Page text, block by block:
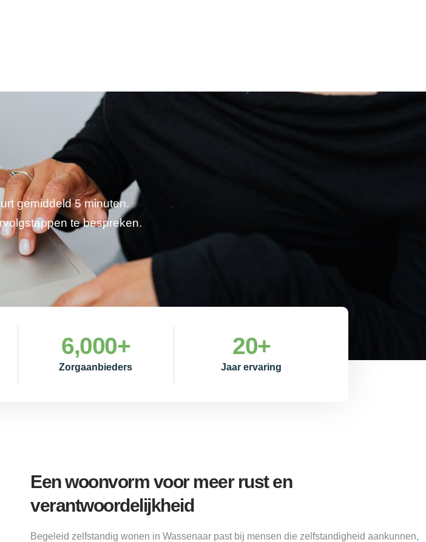
gemiddeld 5 minuten.
te bespreken.
Zorgaanbieders
6,000+
Jaar ervaring
20+
Een woonvorm voor meer rust en
verantwoordelijkheid
Begeleid zelfstandig wonen in Wassenaar past bij mensen die zelfstandigheid aankunnen,